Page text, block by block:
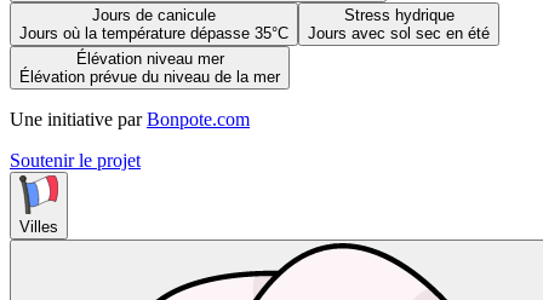
Jours de canicule
Jours où la température dépasse 35°C
Stress hydrique
Jours avec sol sec en été
Élévation niveau mer
Élévation prévue du niveau de la mer
Une initiative par Bonpote.com
Soutenir le projet
Villes